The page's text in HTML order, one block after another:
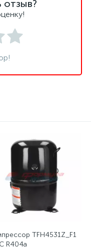
отзыв?
TFH4531Z_F1
R404a